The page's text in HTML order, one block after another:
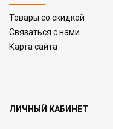
Товары со скидкой
Связаться с нами
Карта сайта
ЛИЧНЫЙ КАБИНЕТ